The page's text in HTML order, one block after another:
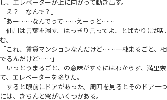
し、エレベーターが上に向かって動き出す。
「え？ なんで？」
「あー……なんでって……えーっと……」
仙川は言葉を濁す。はっきり言ってよ、とばかりに胡
む。
「これ、賃貸マンションなんだけど……一棟まるごと、
でるんだけど……」
いっとうまるごと、の意味がすぐにはわからず、満里
て、エレベーターを降りた。
すると眼前にドアがあった。周囲を見るとそのドア一
には、きちんと窓がいくつかある。